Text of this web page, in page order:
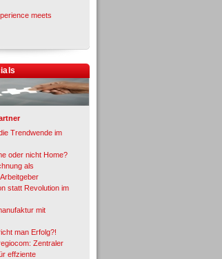
meets
Trendwende im
oder nicht Home?
als
statt Revolution im
mit
man Erfolg?!
Zentraler
effziente